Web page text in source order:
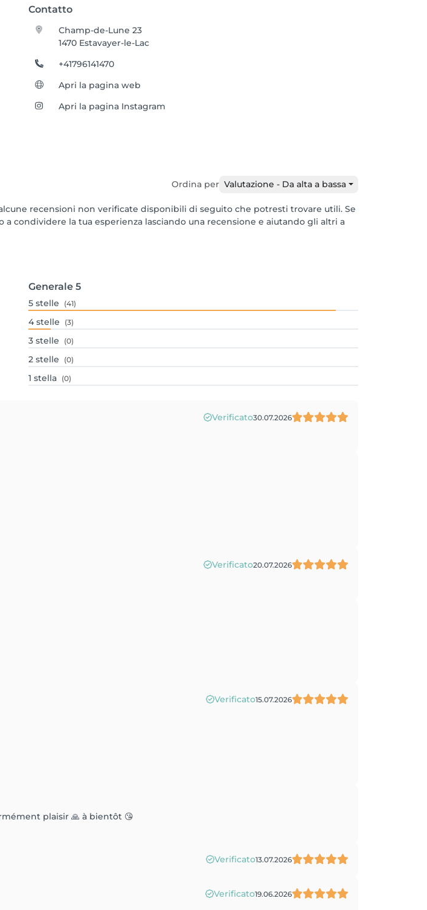
Contatto
Champ-de-Lune 23
1470 Estavayer-le-Lac
+41796141470
Apri la pagina web
Apri la pagina Instagram
Ordina per Valutazione - Da alta a bassa
recensioni non verificate disponibili di seguito che potresti trovare utili. Se
condividere la tua esperienza lasciando una recensione e aiutando gli altri a
Generale 5
5 stelle (41)
4 stelle (3)
3 stelle (0)
2 stelle (0)
1 stella (0)
Verificato30.07.2026
Verificato20.07.2026
Verificato15.07.2026
plaisir 🙏 à bientôt 😘
Verificato13.07.2026
Verificato19.06.2026